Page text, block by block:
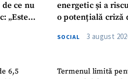
ce nu
„Este
6,5
energetic și a
o potențială criză
SOCIAL 3 august
Termenul limită